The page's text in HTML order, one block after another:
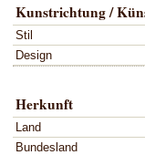
Kunstrichtung /
Stil
Design
Herkunft
Land
Bundesland